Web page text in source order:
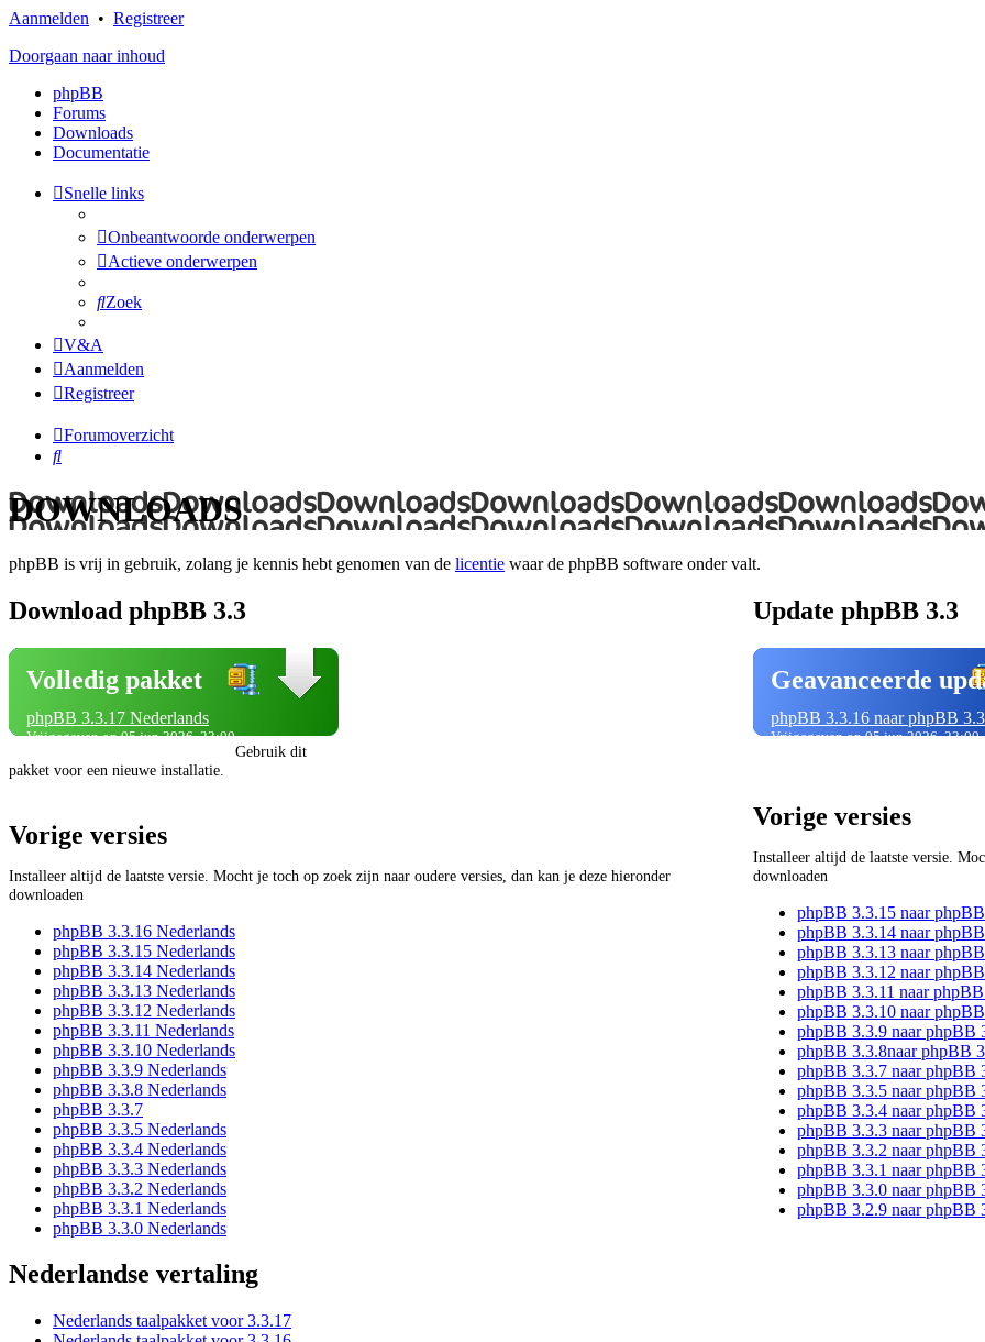
Aanmelden • Registreer
Doorgaan naar inhoud
phpBB
Forums
Downloads
Documentatie
Snelle links
Onbeantwoorde onderwerpen
Actieve onderwerpen
Zoek
V&A
Aanmelden
Registreer
Forumoverzicht
Zoek
DOWNLOADS
phpBB is vrij in gebruik, zolang je kennis hebt genomen van de licentie waar de phpBB software onder valt.
Download phpBB 3.3
Volledig pakket
phpBB 3.3.17 Nederlands
Vrijgegeven op 05 jun 2026, 23:00
Gebruik dit
pakket voor een nieuwe installatie.
Vorige versies
Installeer altijd de laatste versie. Mocht je toch op zoek zijn naar oudere versies, dan kan je deze hieronder
downloaden
phpBB 3.3.16 Nederlands
phpBB 3.3.15 Nederlands
phpBB 3.3.14 Nederlands
phpBB 3.3.13 Nederlands
phpBB 3.3.12 Nederlands
phpBB 3.3.11 Nederlands
phpBB 3.3.10 Nederlands
phpBB 3.3.9 Nederlands
phpBB 3.3.8 Nederlands
phpBB 3.3.7
phpBB 3.3.5 Nederlands
phpBB 3.3.4 Nederlands
phpBB 3.3.3 Nederlands
phpBB 3.3.2 Nederlands
phpBB 3.3.1 Nederlands
phpBB 3.3.0 Nederlands
Nederlandse vertaling
Nederlands taalpakket voor 3.3.17
Update phpBB 3.3
Geavanceerde
phpBB 3.3.16 naar phpBB
Vrijgegeven op 05 jun 2026, 23:00
Vorige versies
Installeer altijd de laatste versie.
downloaden
phpBB 3.3.15 naar
phpBB 3.3.14 naar
phpBB 3.3.13 naar
phpBB 3.3.12 naar
phpBB 3.3.11 naar
phpBB 3.3.10 naar phpBB
phpBB 3.3.9 naar phpBB
phpBB 3.3.8naar phpBB
phpBB 3.3.7 naar phpBB
phpBB 3.3.5 naar phpBB
phpBB 3.3.4 naar phpBB
phpBB 3.3.3 naar phpBB
phpBB 3.3.2 naar phpBB
phpBB 3.3.1 naar phpBB
phpBB 3.3.0 naar phpBB
phpBB 3.2.9 naar phpBB